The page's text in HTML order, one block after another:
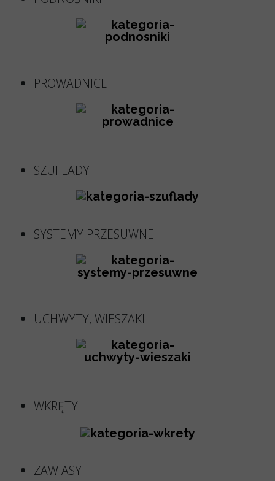
PROWADNICE
SZUFLADY
SYSTEMY PRZESUWNE
UCHWYTY, WIESZAKI
WKRĘTY
ZAWIASY